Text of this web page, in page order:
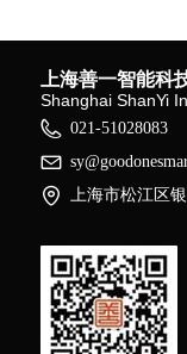
021-51028083
上海市松江区
上海善一智能科
Shanghai ShanYi